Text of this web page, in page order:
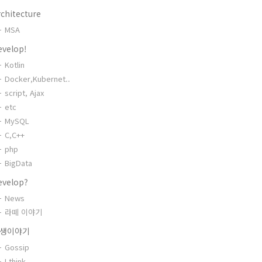
MSA
Kotlin
Docker,Kubernet..
script, Ajax
etc
MySQL
C,C++
php
BigData
News
라떼 이야기
이야기
Gossip